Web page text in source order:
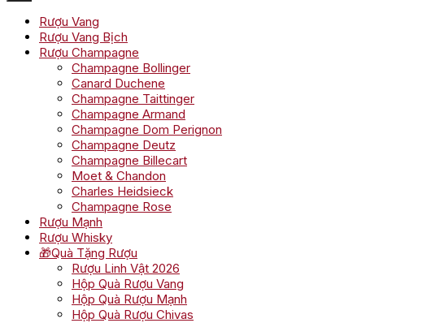
Rượu Vang
Rượu Vang Bịch
Rượu Champagne
Champagne Bollinger
Canard Duchene
Champagne Taittinger
Champagne Armand
Champagne Dom Perignon
Champagne Deutz
Champagne Billecart
Moet & Chandon
Charles Heidsieck
Champagne Rose
Rượu Mạnh
Rượu Whisky
🎁Quà Tặng Rượu
Rượu Linh Vật 2026
Hộp Quà Rượu Vang
Hộp Quà Rượu Mạnh
Hộp Quà Rượu Chivas